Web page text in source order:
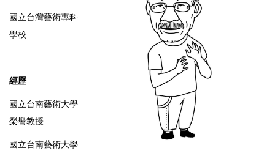
國立台灣藝術專科
學校
經歷
國立台南藝術大學
榮譽教授
國立台南藝術大學